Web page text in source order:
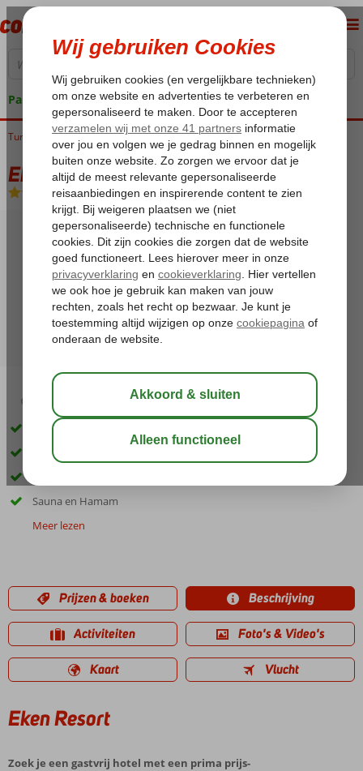
Pakketgarantie
Home
Turkije Egeische kust Bodrum Gumbet Eken Resort
Eken Resort
All Inclusive- Hotel
03:30
Rustige ligging
Vlak bij het strand & centrum
Sauna en Hamam
Meer lezen
Prijzen & boeken Beschrijving
Activiteiten Foto's & Video's
Kaart Vlucht
Eken Resort
Zoek je een gastvrij hotel met een prima prijs-